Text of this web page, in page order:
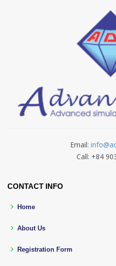
Email:
Call: +84
CONTACT INFO
Home
About Us
Registration Form